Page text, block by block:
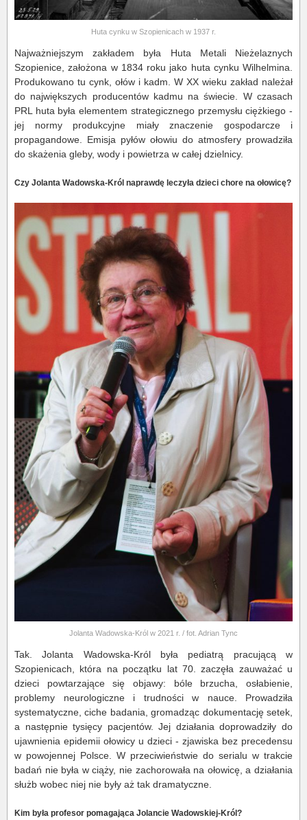
Huta cynku w Szopienicach w 1937 r.
Najważniejszym zakładem była Huta Metali Nieżelaznych
Szopienice, założona w 1834 roku jako huta cynku Wilhelmina.
Produkowano tu cynk, ołów i kadm. W XX wieku zakład należał
do największych producentów kadmu na świecie. W czasach
PRL huta była elementem strategicznego przemysłu ciężkiego -
jej normy produkcyjne miały znaczenie gospodarcze i
propagandowe. Emisja pyłów ołowiu do atmosfery prowadziła
do skażenia gleby, wody i powietrza w całej dzielnicy.
Czy Jolanta Wadowska-Król naprawdę leczyła dzieci chore na ołowicę?
Jolanta Wadowska-Król w 2021 r. / fot. Adrian Tync
Tak. Jolanta Wadowska-Król była pediatrą pracującą w
Szopienicach, która na początku lat 70. zaczęła zauważać u
dzieci powtarzające się objawy: bóle brzucha, osłabienie,
problemy neurologiczne i trudności w nauce. Prowadziła
systematyczne, ciche badania, gromadząc dokumentację setek,
a następnie tysięcy pacjentów. Jej działania doprowadziły do
ujawnienia epidemii ołowicy u dzieci - zjawiska bez precedensu
w powojennej Polsce. W przeciwieństwie do serialu w trakcie
badań nie była w ciąży, nie zachorowała na ołowicę, a działania
służb wobec niej nie były aż tak dramatyczne.
Kim była profesor pomagająca Jolancie Wadowskiej-Król?